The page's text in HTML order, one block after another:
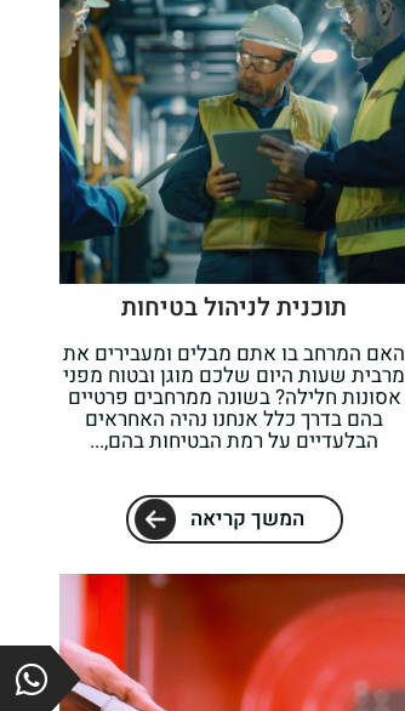
תוכנית לניהול בטיחות
האם המרחב בו אתם מבלים ומעבירים את
מרבית שעות היום שלכם מוגן ובטוח מפני
אסונות חלילה? בשונה ממרחבים פרטיים
בהם בדרך כלל אנחנו נהיה האחראים
הבלעדיים על רמת הבטיחות בהם,...
המשך קריאה